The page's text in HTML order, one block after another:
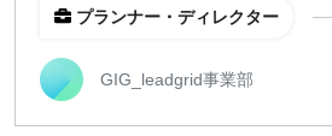
プランナー・ディレクター
GIG_leadgrid事業部